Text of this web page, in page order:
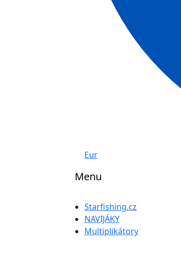
Eur
Menu
Starfishing.cz
NAVIJÁKY
Multiplikátory